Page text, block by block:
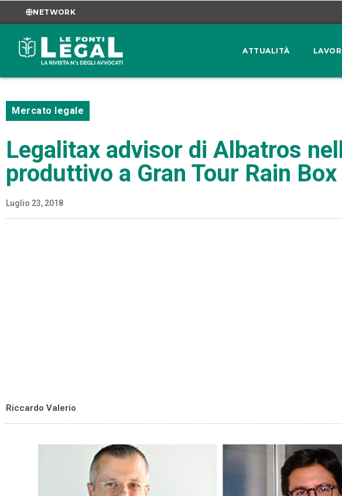
NETWORK
ATTUALITÀ
Mercato legale
Legalitax advisor di Albatros
produttivo a Gran Tour Rain Box
Luglio 23, 2018
Riccardo Valerio